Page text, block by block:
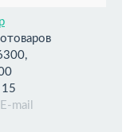
15
E-mail